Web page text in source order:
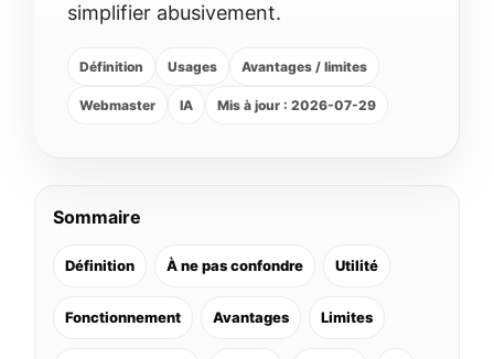
simplifier abusivement.
Définition Usages Avantages / limites
Webmaster IA Mis à jour : 2026-07-29
Sommaire
Définition À ne pas confondre Utilité
Fonctionnement Avantages Limites